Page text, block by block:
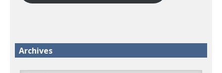
Archives